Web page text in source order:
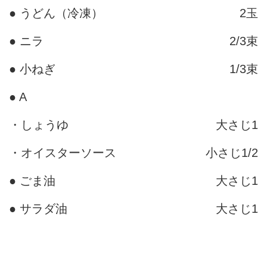
● うどん（冷凍） 2玉
● ニラ 2/3束
● 小ねぎ 1/3束
● A
・しょうゆ 大さじ1
・オイスターソース 小さじ1/2
● ごま油 大さじ1
● サラダ油 大さじ1